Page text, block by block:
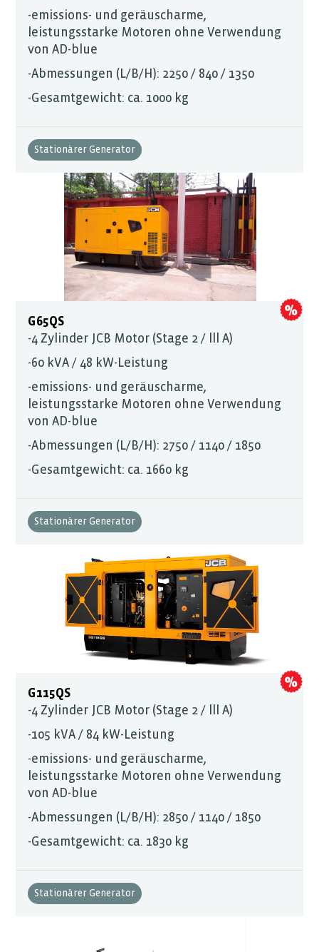
-emissions- und geräuscharme,
leistungsstarke Motoren ohne Verwendung
von AD-blue
-Abmessungen (L/B/H): 2250 / 840 / 1350
-Gesamtgewicht: ca. 1000 kg
Stationärer Generator
G65QS
-4 Zylinder JCB Motor (Stage 2 / lll A)
-60 kVA / 48 kW-Leistung
-emissions- und geräuscharme,
leistungsstarke Motoren ohne Verwendung
von AD-blue
-Abmessungen (L/B/H): 2750 / 1140 / 1850
-Gesamtgewicht: ca. 1660 kg
Stationärer Generator
G115QS
-4 Zylinder JCB Motor (Stage 2 / lll A)
-105 kVA / 84 kW-Leistung
-emissions- und geräuscharme,
leistungsstarke Motoren ohne Verwendung
von AD-blue
-Abmessungen (L/B/H): 2850 / 1140 / 1850
-Gesamtgewicht: ca. 1830 kg
Stationärer Generator